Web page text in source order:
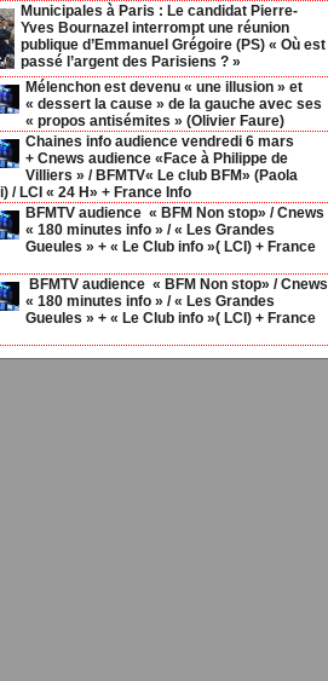
Municipales à Paris : Le candidat Pierre-
Yves Bournazel interrompt une réunion
publique d’Emmanuel Grégoire (PS) « Où est
passé l’argent des Parisiens ? »
Mélenchon est devenu « une illusion » et
« dessert la cause » de la gauche avec ses
« propos antisémites » (Olivier Faure)
Chaines info audience vendredi 6 mars
+ Cnews audience «Face à Philippe de
Villiers » / BFMTV« Le club BFM» (Paola
/ LCI « 24 H» + France Info
BFMTV audience « BFM Non stop» / Cnews
« 180 minutes info » / « Les Grandes
Gueules » + « Le Club info »( LCI) + France
BFMTV audience « BFM Non stop» / Cnews
« 180 minutes info » / « Les Grandes
Gueules » + « Le Club info »( LCI) + France